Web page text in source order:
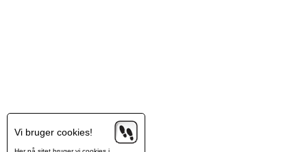
Vi bruger cookies!